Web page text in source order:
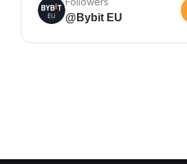
@Bybit EU